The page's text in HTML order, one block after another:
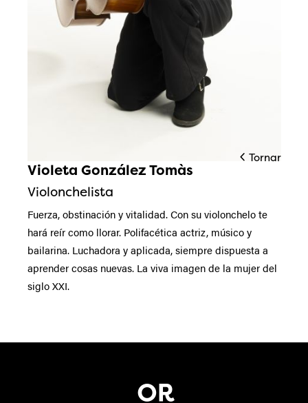
Diapositiva 1 de 1
Violeta González Tomàs
Violonchelista
Tornar
Fuerza, obstinación y vitalidad. Con su violonchelo te
hará reír como llorar. Polifacética actriz, músico y
bailarina. Luchadora y aplicada, siempre dispuesta a
aprender cosas nuevas. La viva imagen de la mujer del
siglo XXI.